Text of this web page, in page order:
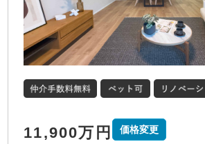
11,900万円 価格変更